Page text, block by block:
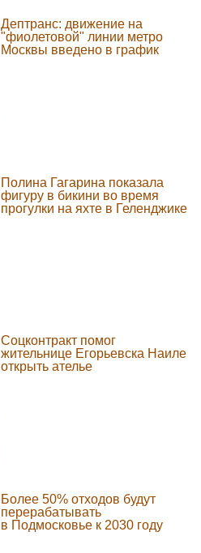
Дептранс: движение на
"фиолетовой" линии метро
Москвы введено в график
Полина Гагарина показала
фигуру в бикини во время
прогулки на яхте в Геленджике
Соцконтракт помог
жительнице Егорьевска Наиле
открыть ателье
Более 50% отходов будут
перерабатывать
в Подмосковье к 2030 году